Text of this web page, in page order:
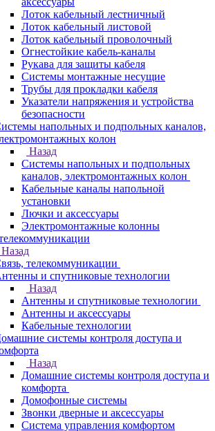
Лоток кабельный лестничный
Лоток кабельный листовой
Лоток кабельный проволочный
Огнестойкие кабель-каналы
Рукава для защиты кабеля
Системы монтажные несущие
Трубы для прокладки кабеля
Указатели напряжения и устройства
безопасности
напольных и подпольных каналов,
колон
Назад
Системы напольных и подпольных
каналов, электромонтажных колон
Кабельные каналы напольной
установки
Лючки и аксессуары
Электромонтажные колонны
Назад
телекоммуникации
и спутниковые технологии
Назад
Антенны и спутниковые технологии
Антенны и аксессуары
Кабельные технологии
системы контроля доступа и
Назад
Домашние системы контроля доступа и
комфорта
Домофонные системы
Звонки дверные и аксессуары
Система управления комфортом